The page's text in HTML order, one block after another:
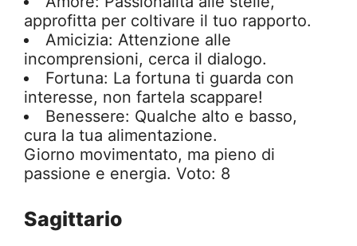
approfitta per coltivare il tuo rapporto.
Amicizia: Attenzione alle
incomprensioni, cerca il dialogo.
Fortuna: La fortuna ti guarda con
interesse, non fartela scappare!
Benessere: Qualche alto e basso,
cura la tua alimentazione.
Giorno movimentato, ma pieno di
passione e energia. Voto: 8
Sagittario